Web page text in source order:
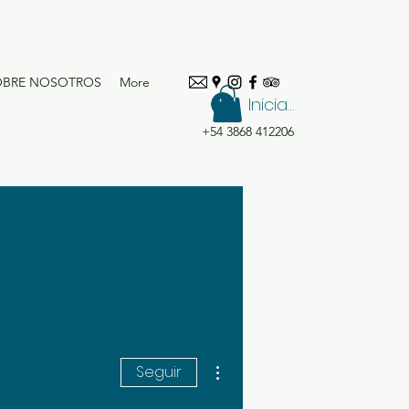
NOSOTROS More
+54 3868 412206
Iniciar sesión
Seguir